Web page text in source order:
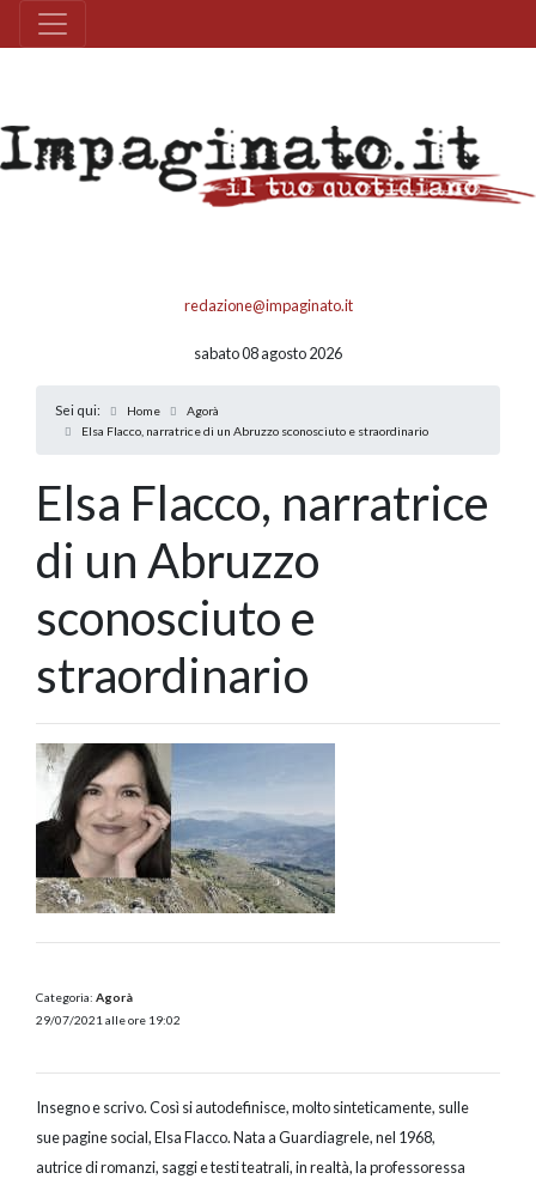
redazione@impaginato.it
sabato 08 agosto 2026
Sei qui: Home
Agorà
Elsa Flacco, narratrice di un Abruzzo sconosciuto e straordinario
Elsa Flacco, narratrice
di un Abruzzo
sconosciuto e
straordinario
Categoria: Agorà
29/07/2021 alle ore 19:02
Insegno e scrivo. Così si autodefinisce, molto sinteticamente, sulle
sue pagine social, Elsa Flacco. Nata a Guardiagrele, nel 1968,
autrice di romanzi, saggi e testi teatrali, in realtà, la professoressa